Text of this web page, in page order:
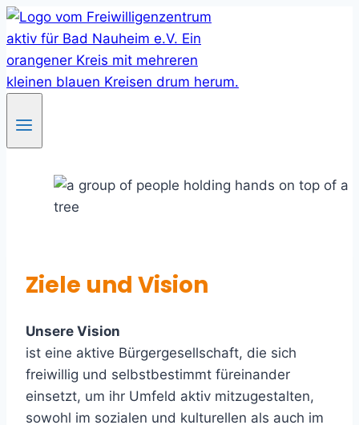
Skip
to
content
Ziele und Vision
Unsere Vision
ist eine aktive Bürgergesellschaft, die sich
freiwillig und selbstbestimmt füreinander
einsetzt, um ihr Umfeld aktiv mitzugestalten,
sowohl im sozialen und kulturellen als auch im